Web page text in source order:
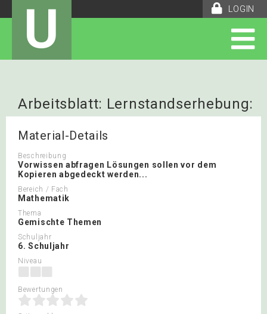
LOGIN
U
Arbeitsblatt: Lernstandserhebung:
+/- bis 1Mio.
Material-Details
Beschreibung
Vorwissen abfragen Lösungen sollen vor dem
Kopieren abgedeckt werden...
Bereich / Fach
Mathematik
Thema
Gemischte Themen
Schuljahr
6. Schuljahr
Niveau
Bewertungen